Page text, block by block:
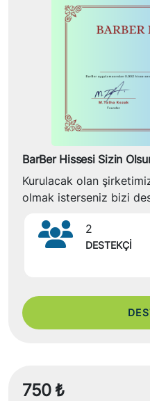
BarBer Hissesi Sizin
Kurulacak olan
olmak isterseniz bizi
2
DESTEKÇİ
750 ₺